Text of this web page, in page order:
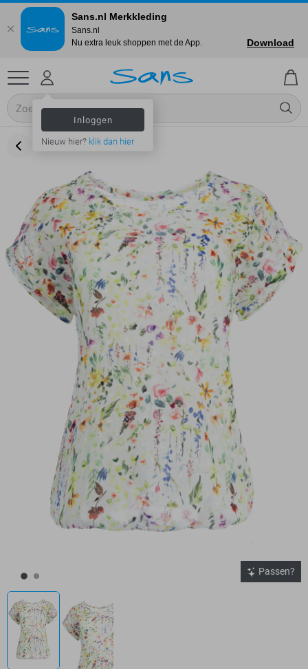
Inloggen
Nieuw hier? klik dan hier
Passen?
Sans.nl Merkkleding
Sans.nl
Nu extra leuk shoppen met de App.
Download